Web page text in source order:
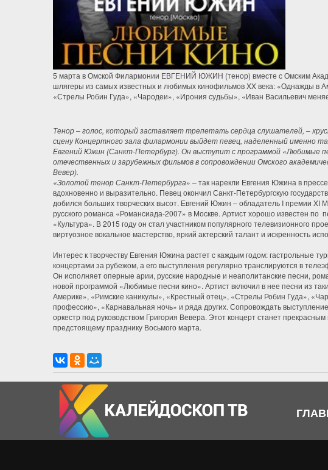
5 марта в Омской Филармонии ЕВГЕНИЙ ЮЖИН (тенор) вместе с Омским
шлягеры из самых известных и любимых кинофильмов XX века: «Однажды в
«Стрелы Робин Гуда», «Чародеи», «Ирония судьбы», «Иван Васильевич
Тенор – голос, который заставляет трепетать сердца слушателей, –
сцену Концертного зала филармонии выйдет певец, наделенный именно
Евгений Южин (Санкт-Петербург). Он выступит с программой «Любимые
отечественных и зарубежных фильмов в сопровождении Омского
Вевер).
«Золотой тенор Санкт-Петербурга» – так нарекли Евгения Южина в
вдохновенно и выразительно. Певец окончил Санкт-Петербургскую
добился больших творческих высот. Евгений Южин – обладатель I премии XI
русского романса «Романсиада-2007» в Москве. Артист хорошо известен по
«Культура». В 2015 году он стал участником популярного телевизионного
виртуозное вокальное мастерство, яркий актерский талант и искренность
Интерес к творчеству Евгения Южина растет с каждым годом: гастрольные
концертами за рубежом, а его выступления регулярно транслируются в
Он исполняет оперные арии, русские народные и неаполитанские песни,
новой программой «Любимые песни кино». Артист включил в нее песни из
Америке», «Римские каникулы», «Крестный отец», «Стрелы Робин Гуда»,
профессию», «Карнавальная ночь» и ряда других. Сопровождать
оркестр под руководством Григория Вевера. Этот концерт станет
предстоящему празднику Восьмого марта.